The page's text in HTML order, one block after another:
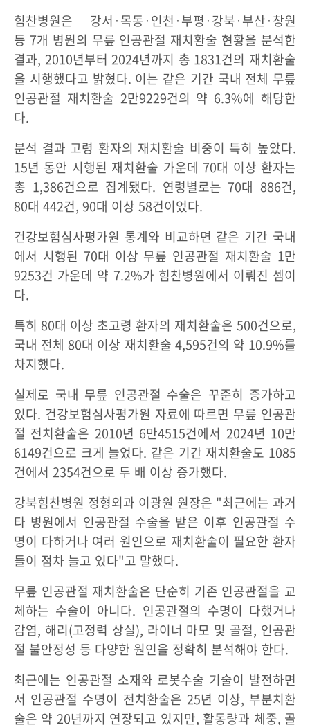
힘찬병원은 강서·목동·인천·부평·강북·부산·창원
등 7개 병원의 무릎 인공관절 재치환술 현황을 분석한
결과, 2010년부터 2024년까지 총 1831건의 재치환술
을 시행했다고 밝혔다. 이는 같은 기간 국내 전체 무릎
인공관절 재치환술 2만9229건의 약 6.3%에 해당한
다.
분석 결과 고령 환자의 재치환술 비중이 특히 높았다.
15년 동안 시행된 재치환술 가운데 70대 이상 환자는
총 1,386건으로 집계됐다. 연령별로는 70대 886건,
80대 442건, 90대 이상 58건이었다.
건강보험심사평가원 통계와 비교하면 같은 기간 국내
에서 시행된 70대 이상 무릎 인공관절 재치환술 1만
9253건 가운데 약 7.2%가 힘찬병원에서 이뤄진 셈이
다.
특히 80대 이상 초고령 환자의 재치환술은 500건으로,
국내 전체 80대 이상 재치환술 4,595건의 약 10.9%를
차지했다.
실제로 국내 무릎 인공관절 수술은 꾸준히 증가하고
있다. 건강보험심사평가원 자료에 따르면 무릎 인공관
절 전치환술은 2010년 6만4515건에서 2024년 10만
6149건으로 크게 늘었다. 같은 기간 재치환술도 1085
건에서 2354건으로 두 배 이상 증가했다.
강북힘찬병원 정형외과 이광원 원장은 "최근에는 과거
타 병원에서 인공관절 수술을 받은 이후 인공관절 수
명이 다하거나 여러 원인으로 재치환술이 필요한 환자
들이 점차 늘고 있다"고 말했다.
무릎 인공관절 재치환술은 단순히 기존 인공관절을 교
체하는 수술이 아니다. 인공관절의 수명이 다했거나
감염, 해리(고정력 상실), 라이너 마모 및 골절, 인공관
절 불안정성 등 다양한 원인을 정확히 분석해야 한다.
최근에는 인공관절 소재와 로봇수술 기술이 발전하면
서 인공관절 수명이 전치환술은 25년 이상, 부분치환
술은 약 20년까지 연장되고 있지만, 활동량과 체중, 골